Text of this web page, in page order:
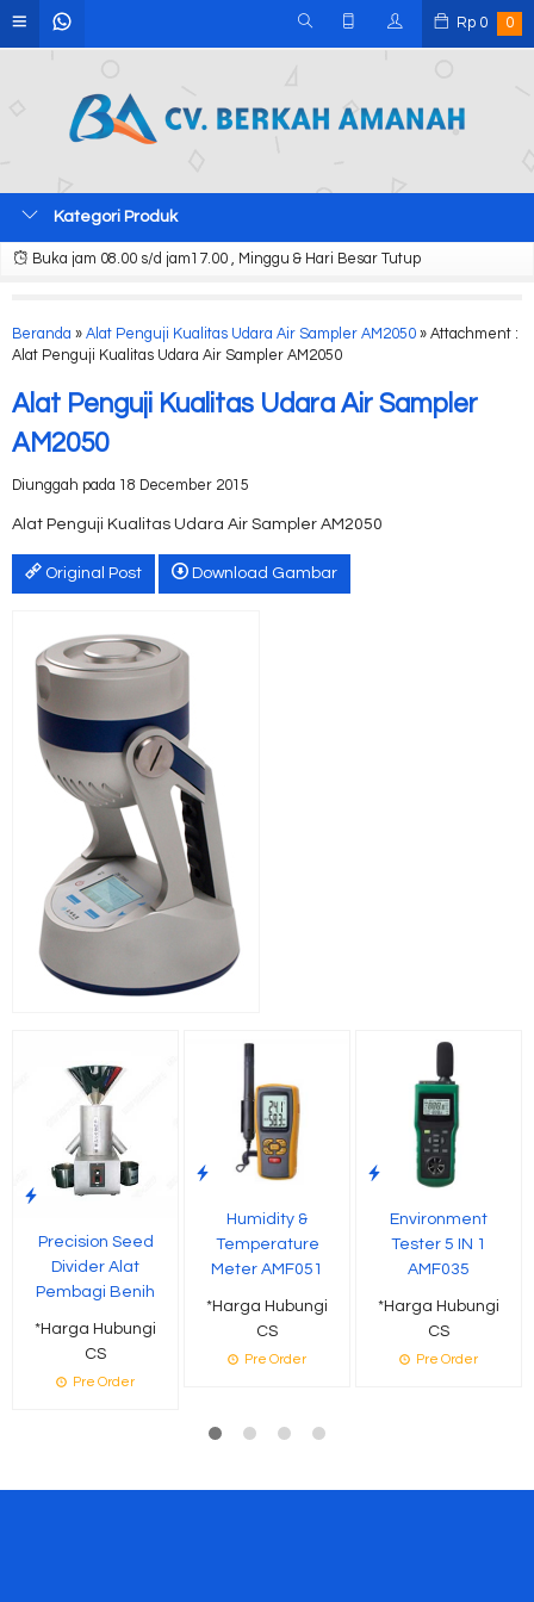
Rp 0 0
Kategori Produk
Buka jam 08.00 s/d jam17.00 , Minggu & Hari Besar Tutup
Beranda » Alat Penguji Kualitas Udara Air Sampler AM2050 » Attachment :
Alat Penguji Kualitas Udara Air Sampler AM2050
Alat Penguji Kualitas Udara Air Sampler
AM2050
Diunggah pada 18 December 2015
Alat Penguji Kualitas Udara Air Sampler AM2050
Original Post Download Gambar
Precision Seed
Divider Alat
Pembagi Benih
*Harga Hubungi
CS
Pre Order
Humidity &
Temperature
Meter AMF051
*Harga Hubungi
CS
Pre Order
Environment
Tester 5 IN 1
AMF035
*Harga Hubungi
CS
Pre Order